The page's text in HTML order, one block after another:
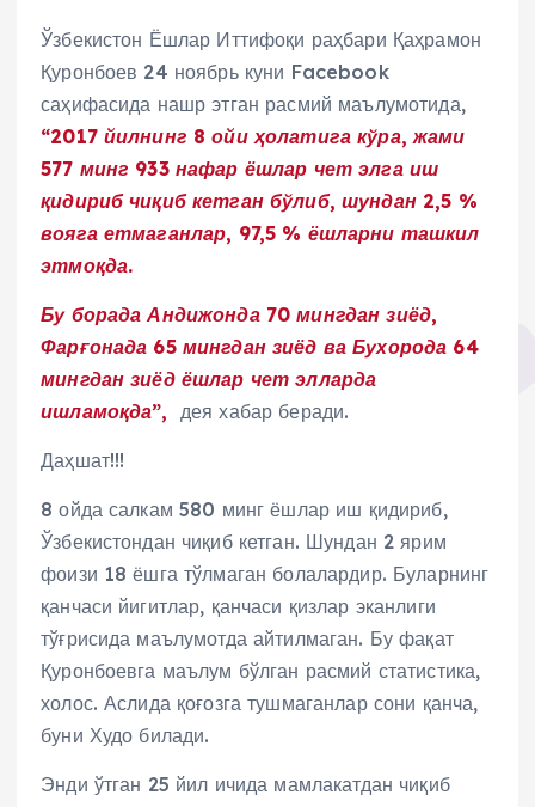
Ўзбекистон Ёшлар Иттифоқи раҳбари Қаҳрамон
Қуронбоев 24 ноябрь куни Facebook
саҳифасида нашр этган расмий маълумотида,
“2017 йилнинг 8 ойи ҳолатига кўра, жами
577 минг 933 нафар ёшлар чет элга иш
қидириб чиқиб кетган бўлиб, шундан 2,5 %
вояга етмаганлар, 97,5 % ёшларни ташкил
этмоқда.
Бу борада Андижонда 70 мингдан зиёд,
Фарғонада 65 мингдан зиёд ва Бухорода 64
мингдан зиёд ёшлар чет элларда
ишламоқда”, дея хабар беради.
Даҳшат!!!
8 ойда салкам 580 минг ёшлар иш қидириб,
Ўзбекистондан чиқиб кетган. Шундан 2 ярим
фоизи 18 ёшга тўлмаган болалардир. Буларнинг
қанчаси йигитлар, қанчаси қизлар эканлиги
тўғрисида маълумотда айтилмаган. Бу фақат
Қуронбоевга маълум бўлган расмий статистика,
холос. Аслида қоғозга тушмаганлар сони қанча,
буни Худо билади.
Энди ўтган 25 йил ичида мамлакатдан чиқиб